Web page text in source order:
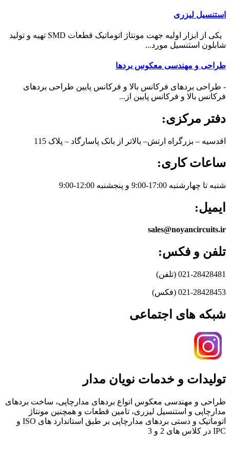
استنسیل لیزری
یکی از ابزار اولیه جهت مونتاژ اتوماتیک قطعات SMD تهیه و تولید
شابلون استنسیل مورد...
طراحی و مهندسی معکوس بردها
- طراحی بردهای فرکانس بالا و فرکانس پایین طراحی بردهای
فرکانس بالا و فرکانس پایین از...
دفتر مرکزی:
اقدسیه – بزرگراه ارتش– بالاتر از بانک پاسارگاد – پلاک 115
ساعات کاری:
شنبه تا چهارشنبه 17:00-9:00 و پنجشنبه 12:00-9:00
ایمیل:
sales@noyancircuits.ir
تلفن و فکس:
021-28428481 (تلفن)
021-28428453 (فکس)
شبکه های اجتماعی
تولیدات و خدمات نویان مدار
طراحی و مهندسی معکوس انواع بردهای مدارچاپی، ساخت بردهای
مدارچاپی و استنسیل لیزری، تامین قطعات و همچنین مونتاژ
اتوماتیک و دستی بردهای مدارچاپی بر طبق استاندارد های ISO و
IPC در کلاس های 2 و 3